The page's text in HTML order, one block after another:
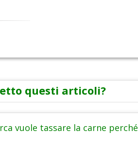
questi articoli?
vuole tassare la carne perché